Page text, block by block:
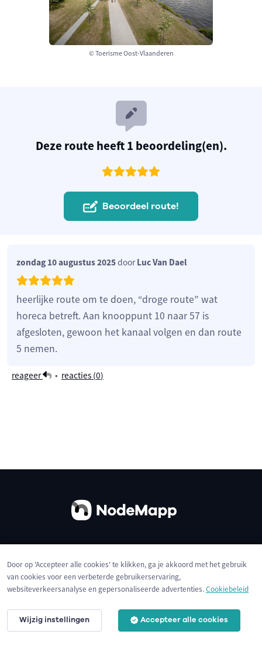
© Toerisme Oost-Vlaanderen
Deze route heeft 1 beoordeling(en).
Beoordeel route!
zondag 10 augustus 2025doorLuc Van Dael
heerlijke route om te doen, “droge route” wat
horeca betreft. Aan knooppunt 10 naar 57 is
afgesloten, gewoon het kanaal volgen en dan route
5 nemen.
reageer • reacties (0)
Privacybeleid Cookies
Door op 'Accepteer alle cookies' te klikken, ga je akkoord met het gebruik
van cookies voor een verbeterde gebruikerservaring,
websiteverkeersanalyse en gepersonaliseerde advertenties.Cookiebeleid
Wijzig instellingen Accepteer alle cookies